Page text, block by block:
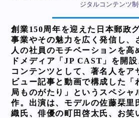
ジタルコンテンツ
創業150周年を迎えた日本郵政
事業やその魅力を広く発信し、
人の社員のモチベーションを高
ドメディア「JP CAST」を開
コンテンツとして、著名人をア
ビュー記事と動画で構成した「
局ものがたり」というスペシャ
作。出演は、モデルの佐藤栞里
織氏、俳優の町田啓太氏、お笑